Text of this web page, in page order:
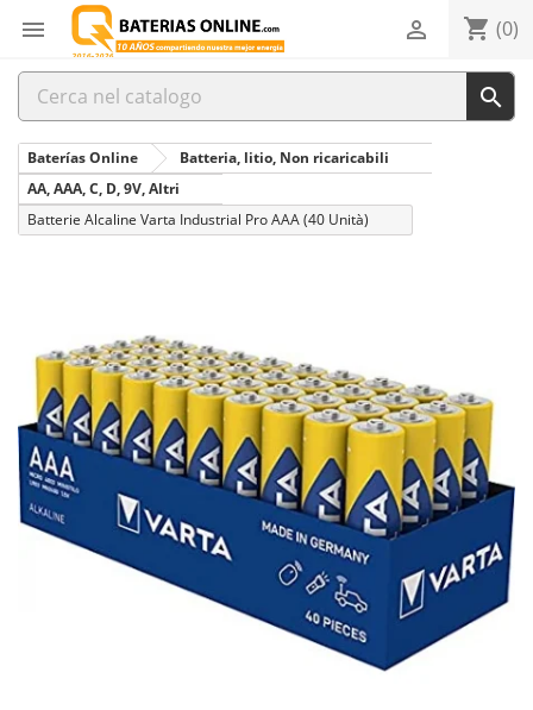
 shopping_cart (0)


Baterías Online
Batteria, litio, Non ricaricabili
AA, AAA, C, D, 9V, Altri
Batterie Alcaline Varta Industrial Pro AAA (40 Unità)